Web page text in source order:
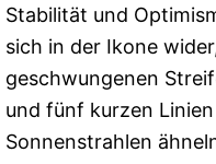
Stabilität und
sich in der Ikone
geschwungenen
und fünf kurzen
Sonnenstrahlen